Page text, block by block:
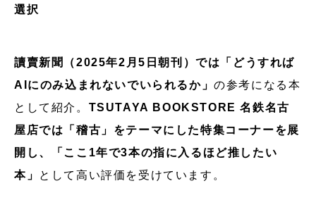
選択
讀賣新聞（2025年2月5日朝刊）では「どうすれば
AIにのみ込まれないでいられるか」の参考になる本
として紹介。 TSUTAYA BOOKSTORE 名鉄名古
屋店では「稽古」をテーマにした特集コーナーを展
開し、「ここ1年で3本の指に入るほど推したい
本」
として高い評価を受けています。